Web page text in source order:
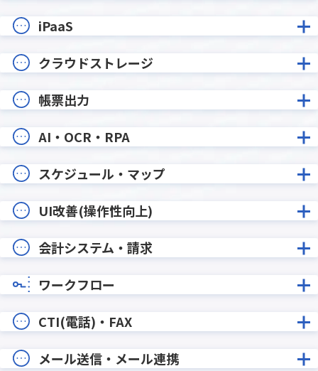
iPaaS
クラウドストレージ
帳票出力
AI・OCR・RPA
スケジュール・マップ
UI改善(操作性向上)
会計システム・請求
ワークフロー
CTI(電話)・FAX
メール送信・メール連携